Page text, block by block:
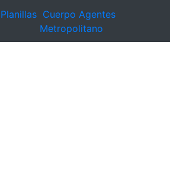
Planillas Cuerpo Agentes
Metropolitano